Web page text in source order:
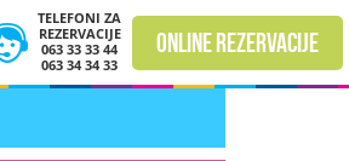
TELEFONI ZA
REZERVACIJE
063 33 33 44
063 34 34 33
online rezervacije